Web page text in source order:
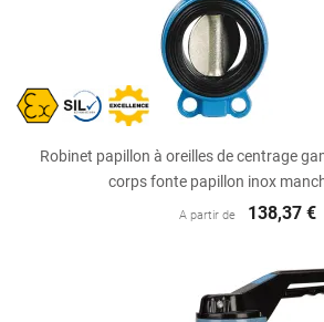
Robinet papillon à oreilles de centrage
corps fonte papillon inox
A partir de 138,37 €